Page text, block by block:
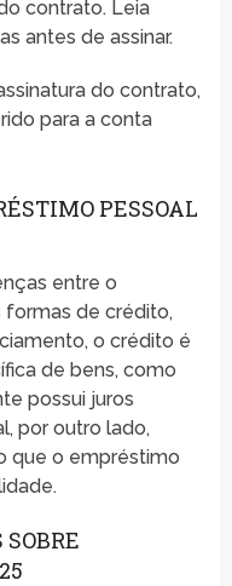
contrato. Leia
antes de assinar.
do contrato,
para a conta
PESSOAL
entre o
de crédito,
o crédito é
de bens, como
possui juros
por outro lado,
que o empréstimo